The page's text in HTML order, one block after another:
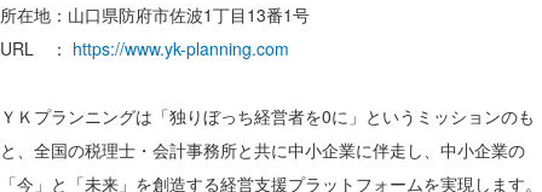
所在地：山口県防府市佐波1丁目13番1号
URL ： https://www.yk-planning.com
ＹＫプランニングは「独りぼっち経営者を0に」というミッションのも
と、全国の税理士・会計事務所と共に中小企業に伴走し、中小企業の
「今」と「未来」を創造する経営支援プラットフォームを実現します。